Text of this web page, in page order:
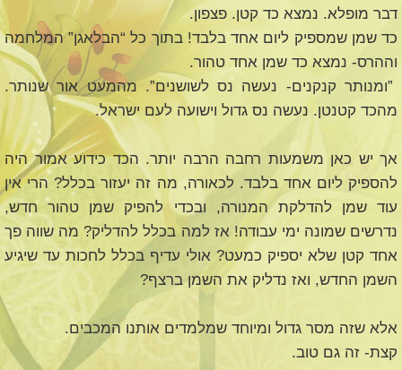
דבר מופלא. נמצא כד קטן. פצפון.
כד שמן שמספיק ליום אחד בלבד! בתוך כל “הבלאגן” המלחמה
וההרס- נמצא כד שמן אחד טהור.
”ומנותר קנקנים- נעשה נס לשושנים”. מהמעט אור שנותר.
מהכד קטנטן. נעשה נס גדול וישועה לעם ישראל.
אך יש כאן משמעות רחבה הרבה יותר. הכד כידוע אמור היה
להספיק ליום אחד בלבד. לכאורה, מה זה יעזור בכלל? הרי אין
עוד שמן להדלקת המנורה, ובכדי להפיק שמן טהור חדש,
נדרשים שמונה ימי עבודה! אז למה בכלל להדליק? מה שווה פך
אחד קטן שלא יספיק כמעט? אולי עדיף בכלל לחכות עד שיגיע
השמן החדש, ואז נדליק את השמן ברצף?
אלא שזה מסר גדול ומיוחד שמלמדים אותנו המכבים.
קצת- זה גם טוב.